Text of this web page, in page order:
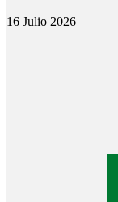
16 Julio 2026